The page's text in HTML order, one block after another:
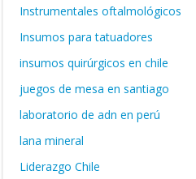
Instrumentales oftalmológicos
Insumos para tatuadores
insumos quirúrgicos en chile
juegos de mesa en santiago
laboratorio de adn en perú
lana mineral
Liderazgo Chile